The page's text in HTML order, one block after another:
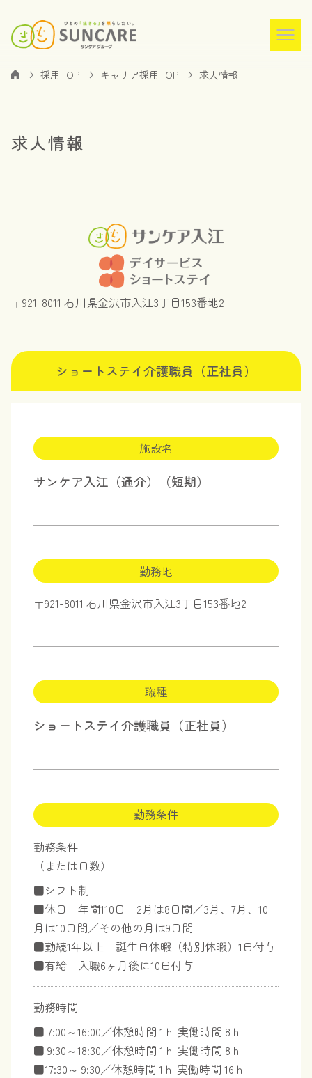
採用TOP キャリア採用TOP 求人情報
求人情報
〒921-8011 石川県金沢市入江3丁目153番地2
ショートステイ介護職員（正社員）
施設名
サンケア入江（通介）（短期）
勤務地
〒921-8011 石川県金沢市入江3丁目153番地2
職種
ショートステイ介護職員（正社員）
勤務条件
勤務条件
（または日数）
■シフト制
■休日 年間110日 2月は8日間／3月、7月、10
月は10日間／その他の月は9日間
■勤続1年以上 誕生日休暇（特別休暇）1日付与
■有給 入職6ヶ月後に10日付与
勤務時間
■ 7:00～16:00／休憩時間 1ｈ 実働時間 8ｈ
■ 9:30～18:30／休憩時間 1ｈ 実働時間 8ｈ
■17:30～ 9:30／休憩時間 1ｈ 実働時間 16ｈ